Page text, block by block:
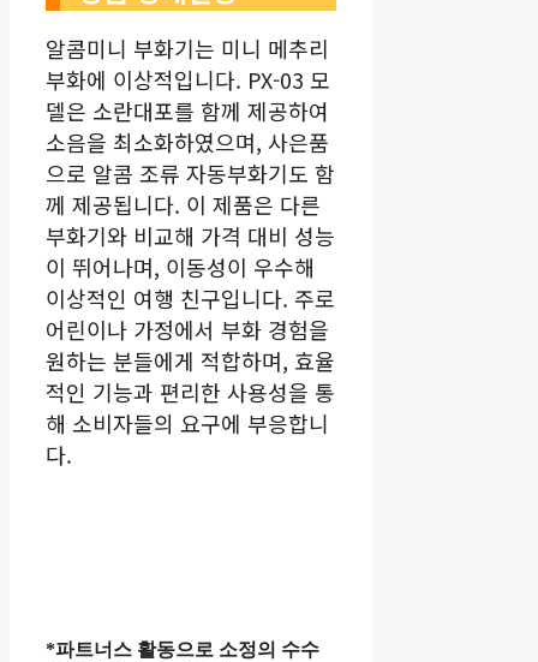
알콤미니 부화기는 미니 메추리
부화에 이상적입니다. PX-03 모
델은 소란대포를 함께 제공하여
소음을 최소화하였으며, 사은품
으로 알콤 조류 자동부화기도 함
께 제공됩니다. 이 제품은 다른
부화기와 비교해 가격 대비 성능
이 뛰어나며, 이동성이 우수해
이상적인 여행 친구입니다. 주로
어린이나 가정에서 부화 경험을
원하는 분들에게 적합하며, 효율
적인 기능과 편리한 사용성을 통
해 소비자들의 요구에 부응합니
다.
*파트너스 활동으로 소정의 수수